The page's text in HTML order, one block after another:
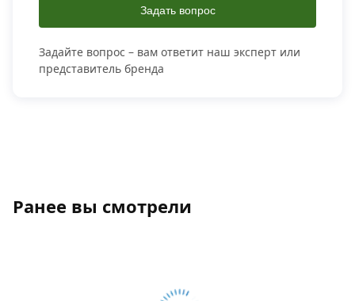
Задать вопрос
Задайте вопрос – вам ответит наш эксперт или
представитель бренда
Ранее вы смотрели